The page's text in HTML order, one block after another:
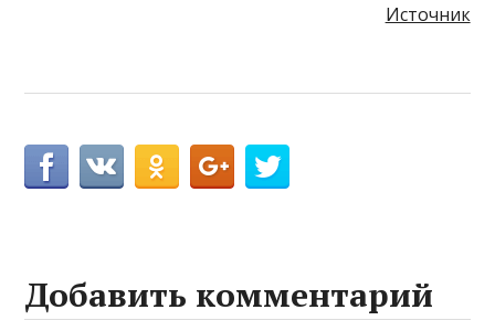
Источник
Добавить комментарий